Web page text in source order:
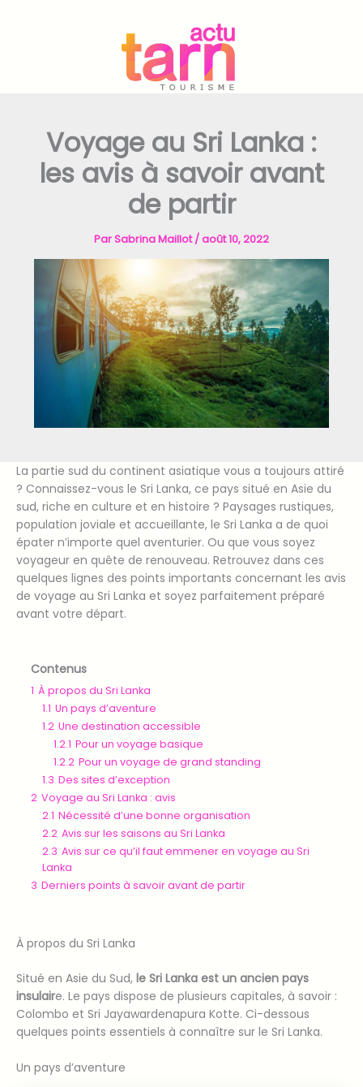
Voyage au Sri Lanka :
les avis à savoir avant
de partir
ParSabrina Maillot/août 10, 2022
La partie sud du continent asiatique vous a toujours attiré
? Connaissez-vous le Sri Lanka, ce pays situé en Asie du
sud, riche en culture et en histoire ? Paysages rustiques,
population joviale et accueillante, le Sri Lanka a de quoi
épater n’importe quel aventurier. Ou que vous soyez
voyageur en quête de renouveau. Retrouvez dans ces
quelques lignes des points importants concernant les avis
de voyage au Sri Lanka et soyez parfaitement préparé
avant votre départ.
Contenus
1 À propos du Sri Lanka
1.1 Un pays d’aventure
1.2 Une destination accessible
1.2.1 Pour un voyage basique
1.2.2 Pour un voyage de grand standing
1.3 Des sites d’exception
2 Voyage au Sri Lanka : avis
2.1 Nécessité d’une bonne organisation
2.2 Avis sur les saisons au Sri Lanka
2.3 Avis sur ce qu’il faut emmener en voyage au Sri
Lanka
3 Derniers points à savoir avant de partir
À propos du Sri Lanka
Situé en Asie du Sud, le Sri Lanka est un ancien pays
insulaire. Le pays dispose de plusieurs capitales, à savoir :
Colombo et Sri Jayawardenapura Kotte. Ci-dessous
quelques points essentiels à connaître sur le Sri Lanka.
Un pays d’aventure